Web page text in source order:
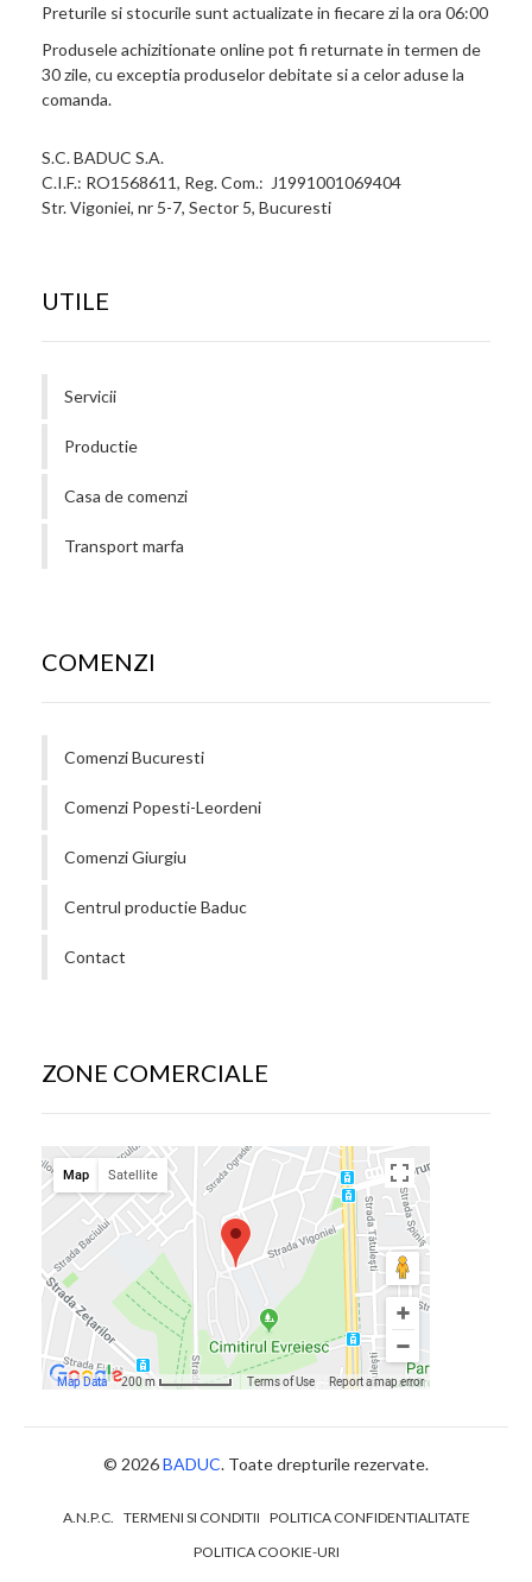
Preturile si stocurile sunt actualizate in fiecare zi la ora 06:00
Produsele achizitionate online pot fi returnate in termen de
30 zile, cu exceptia produselor debitate si a celor aduse la
comanda.
S.C. BADUC S.A.
C.I.F.: RO1568611, Reg. Com.: J1991001069404
Str. Vigoniei, nr 5-7, Sector 5, Bucuresti
UTILE
Servicii
Productie
Casa de comenzi
Transport marfa
COMENZI
Comenzi Bucuresti
Comenzi Popesti-Leordeni
Comenzi Giurgiu
Centrul productie Baduc
Contact
ZONE COMERCIALE
© 2026BADUC. Toate drepturile rezervate.
A.N.P.C. TERMENI SI CONDITII POLITICA CONFIDENTIALITATE
POLITICA COOKIE-URI